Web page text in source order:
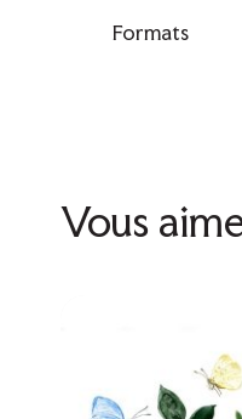
Formats
Vous